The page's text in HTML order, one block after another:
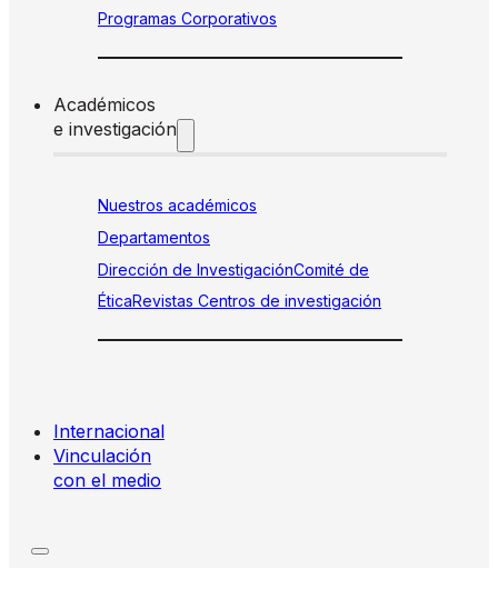
Programas Corporativos
Académicos
e investigación
Nuestros académicos
Departamentos
Dirección de InvestigaciónComité de
ÉticaRevistas Centros de investigación
Internacional
Vinculación
con el medio